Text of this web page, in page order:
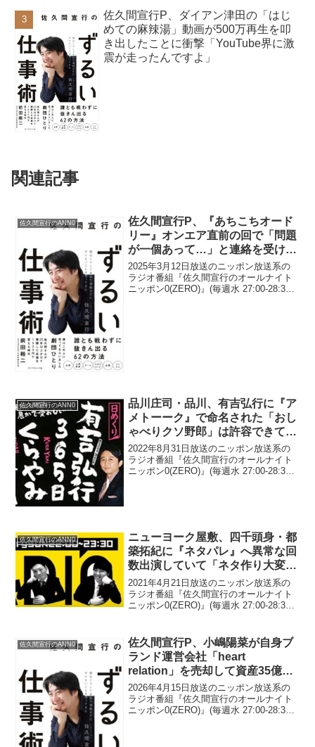
佐久間宣行P、ダイアン津田の「はじ
めての麻辣湯」動画が500万再生を叩
き出したことに衝撃「YouTube界に激
震が走ったんですよ」
関連記事
佐久間宣行のANN0
佐久間宣行P、『あちこちオード
リー』オンエア直前の回で「問題
が一個あって…」と連絡を受けて
まず「ジャンポケ、全員いなくな
んのか？」と思ってしまったと告
白
2025年3月12日放送のニッポン放送系の
ラジオ番組『佐久間宣行のオールナイト
ニッポン0(ZERO)』(毎週水 27:00-28:30)
佐久間宣行のANN0
品川庄司・品川、有吉弘行に『ア
メトーーク』で命名された「おし
ゃべりクソ野郎」は許容できても
「他の人がイジってくるのはイヤ
だった」と告白
2022年8月31日放送のニッポン放送系の
ラジオ番組『佐久間宣行のオールナイト
ニッポン0(ZERO)』(毎週水 27:00-28:30)
佐久間宣行のANN0
ニューヨーク屋敷、四千頭身・都
築拓紀に『ネタパレ』へ異常な回
数出演していて「ネタ作り大変や
ろ」と言ったら「15分ぐらい愚痴
が止まらなかった」と明かす
2021年4月21日放送のニッポン放送系の
ラジオ番組『佐久間宣行のオールナイト
ニッポン0(ZERO)』(毎週水 27:00-28:30)
パレ』へ異常な回数出演していて「...
佐久間宣行のANN0
佐久間宣行P、小嶋陽菜が自身ブ
ランド運営会社「heart
relation」を売却して資産35億円
を築いたことに衝撃「起業して
5〜6年でこれって…」
2026年4月15日放送のニッポン放送系の
ラジオ番組『佐久間宣行のオールナイト
ニッポン0(ZERO)』(毎週水 27:00-28:30)